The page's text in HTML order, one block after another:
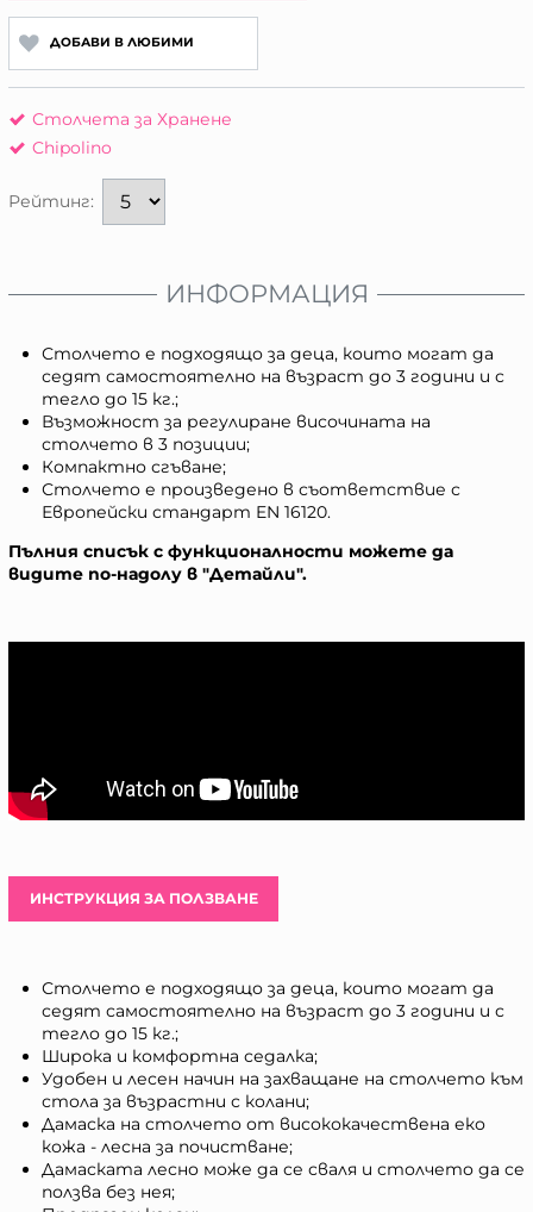
ДОБАВИ В ЛЮБИМИ
Столчета за Хранене
Chipolino
Рейтинг:
ИНФОРМАЦИЯ
Столчето е подходящо за деца, които могат да
седят самостоятелно на възраст до 3 години и с
тегло до 15 кг.;
Възможност за регулиране височината на
столчето в 3 позиции;
Компактно сгъване;
Столчето е произведено в съответствие с
Европейски стандарт EN 16120.
Пълния списък с функционалности можете да
видите по-надолу в "Детайли".
ИНСТРУКЦИЯ ЗА ПОЛЗВАНЕ
Столчето е подходящо за деца, които могат да
седят самостоятелно на възраст до 3 години и с
тегло до 15 кг.;
Широка и комфортна седалка;
Удобен и лесен начин на захващане на столчето към
стола за възрастни с колани;
Дамаска на столчето от висококачествена еко
кожа - лесна за почистване;
Дамаската лесно може да се сваля и столчето да се
ползва без нея;